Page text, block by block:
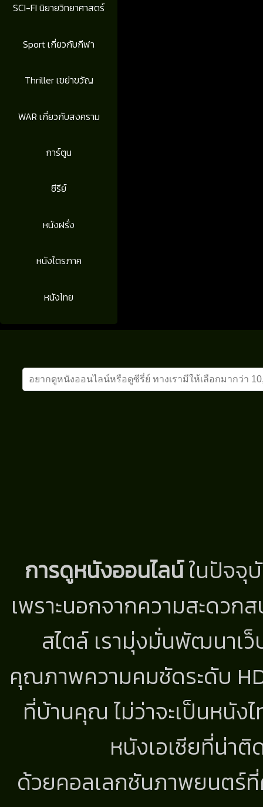
SCI-FI นิยายวิทยาศาสตร์
Sport เกี่ยวกับกีฬา
Thriller เขย่าขวัญ
WAR เกี่ยวกับสงคราม
การ์ตูน
ซีรีย์
หนังฝรั่ง
หนังไตรภาค
หนังไทย
การดูหนังออนไลน์ในปัจจุ
เพราะนอกจากความสะดว
สไตล์ เรามุ่งมั่นพัฒนาเ
คุณภาพความคมชัดระดับ
ที่บ้านคุณ ไม่ว่าจะเป็นหนั
หนังเอเชียที่น่า
ด้วยคอลเลกชันภาพยนตร์